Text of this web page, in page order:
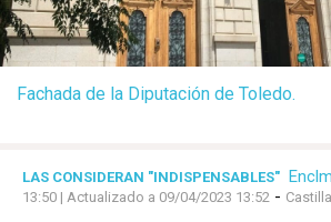
Fachada de la Diputación de Toledo.
LAS CONSIDERAN "INDISPENSABLES"
13:50 | Actualizado a 09/04/2023 13:52 -